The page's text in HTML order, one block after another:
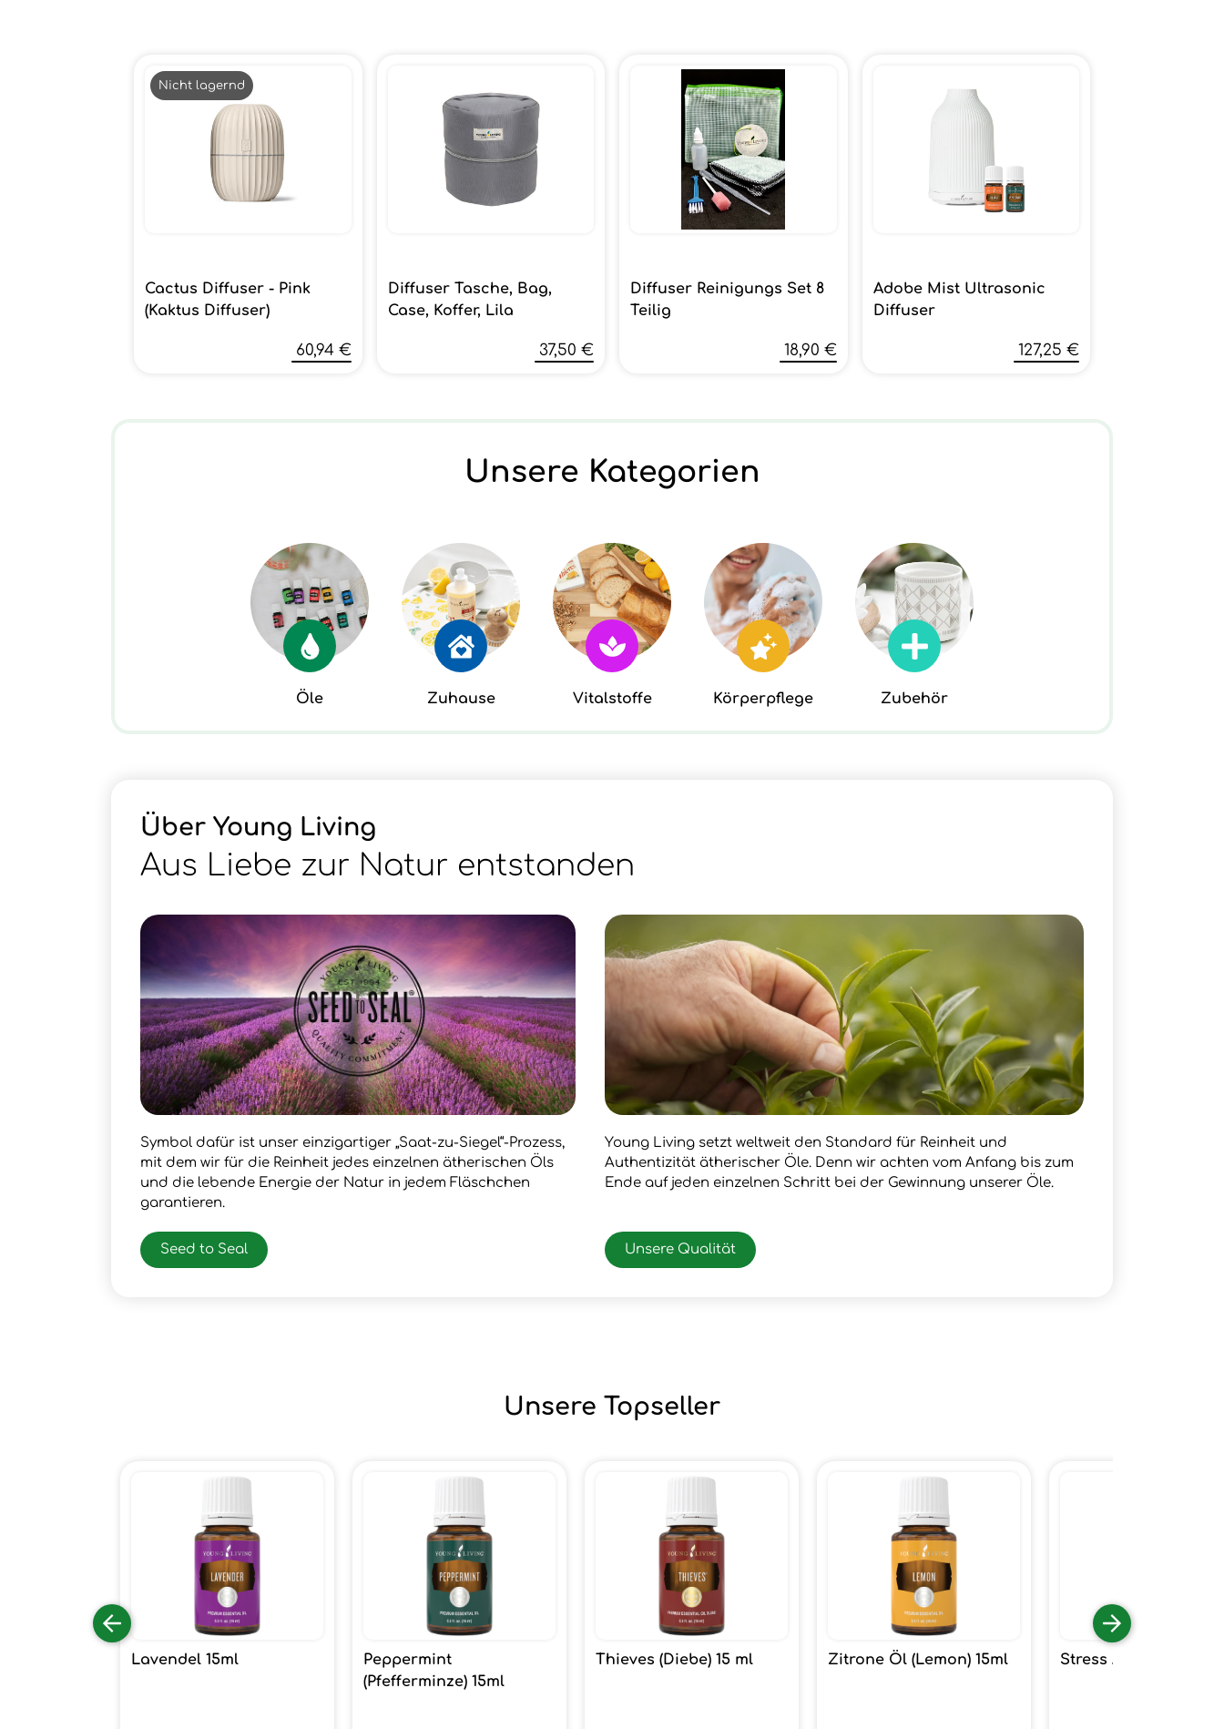
Cactus Diffuser - Pink
(Kaktus Diffuser)
60,94 €
Nicht lagernd
Diffuser Tasche, Bag,
Case, Koffer, Lila
37,50 €
Diffuser Reinigungs Set 8
Teilig
18,90 €
Adobe Mist Ultrasonic
Diffuser
127,25 €
Unsere Kategorien
Öle Zuhause Vitalstoffe Körperpflege Zubehör
Über Young Living
Aus Liebe zur Natur entstanden
Symbol dafür ist unser einzigartiger „Saat-zu-Siegel“-Prozess,
mit dem wir für die Reinheit jedes einzelnen ätherischen Öls
und die lebende Energie der Natur in jedem Fläschchen
garantieren.
Seed to Seal
Young Living setzt weltweit den Standard für Reinheit und
Authentizität ätherischer Öle. Denn wir achten vom Anfang bis zum
Ende auf jeden einzelnen Schritt bei der Gewinnung unserer Öle.
Unsere Qualität
Unsere Topseller
Lavendel 15ml
Peppermint
(Pfefferminze) 15ml
Thieves (Diebe) 15 ml Zitrone Öl (Lemon) 15ml Stress Away 15ml